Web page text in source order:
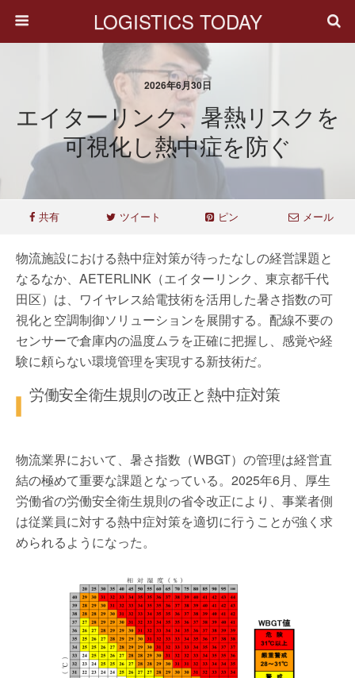
LOGISTICS TODAY
2026年6月30日
エイターリンク、暑熱リスクを
可視化し熱中症を防ぐ
共有 ツイート ピン メール
物流施設における熱中症対策が待ったなしの経営課題と
なるなか、AETERLINK（エイターリンク、東京都千代
田区）は、ワイヤレス給電技術を活用した暑さ指数の可
視化と空調制御ソリューションを展開する。配線不要の
センサーで倉庫内の温度ムラを正確に把握し、感覚や経
験に頼らない環境管理を実現する新技術だ。
労働安全衛生規則の改正と熱中症対策
物流業界において、暑さ指数（WBGT）の管理は経営直
結の極めて重要な課題となっている。2025年6月、厚生
労働省の労働安全衛生規則の省令改正により、事業者側
は従業員に対する熱中症対策を適切に行うことが強く求
められるようになった。